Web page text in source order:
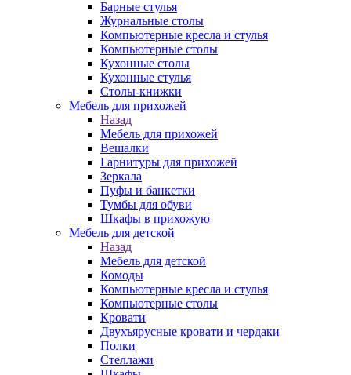
Барные стулья
Журнальные столы
Компьютерные кресла и стулья
Компьютерные столы
Кухонные столы
Кухонные стулья
Столы-книжки
Мебель для прихожей
Назад
Мебель для прихожей
Вешалки
Гарнитуры для прихожей
Зеркала
Пуфы и банкетки
Тумбы для обуви
Шкафы в прихожую
Мебель для детской
Назад
Мебель для детской
Комоды
Компьютерные кресла и стулья
Компьютерные столы
Кровати
Двухъярусные кровати и чердаки
Полки
Стеллажи